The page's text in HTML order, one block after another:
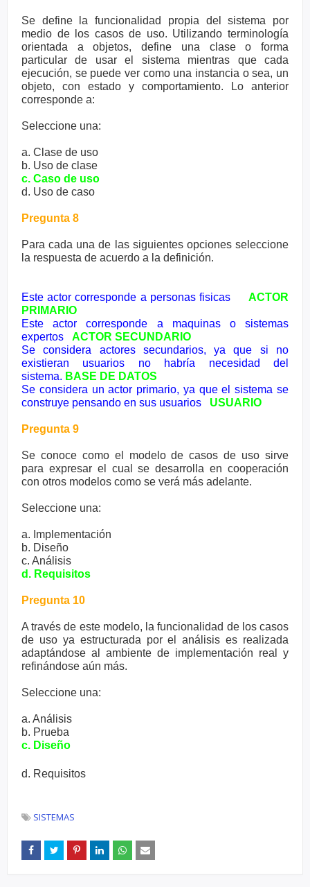
Se define la funcionalidad propia del sistema por
medio de los casos de uso. Utilizando terminología
orientada a objetos, define una clase o forma
particular de usar el sistema mientras que cada
ejecución, se puede ver como una instancia o sea, un
objeto, con estado y comportamiento. Lo anterior
corresponde a:
Seleccione una:
a. Clase de uso
b. Uso de clase
c. Caso de uso
d. Uso de caso
Pregunta 8
Para cada una de las siguientes opciones seleccione
la respuesta de acuerdo a la definición.
Este actor corresponde a personas fisicas
ACTOR
PRIMARIO
Este actor corresponde a maquinas o sistemas
expertos
ACTOR SECUNDARIO
Se considera actores secundarios, ya que si no
existieran usuarios no habría necesidad del
sistema. BASE DE DATOS
Se considera un actor primario, ya que el sistema se
construye pensando en sus usuarios
USUARIO
Pregunta 9
Se conoce como el modelo de casos de uso sirve
para expresar el cual se desarrolla en cooperación
con otros modelos como se verá más adelante.
Seleccione una:
a. Implementación
b. Diseño
c. Análisis
d. Requisitos
Pregunta 10
A través de este modelo, la funcionalidad de los casos
de uso ya estructurada por el análisis es realizada
adaptándose al ambiente de implementación real y
refinándose aún más.
Seleccione una:
a. Análisis
b. Prueba
c. Diseño
d. Requisitos
SISTEMAS